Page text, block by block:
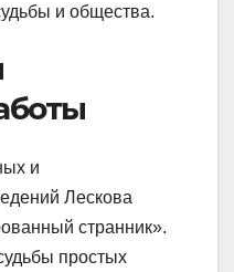
и общества.
и
Лескова
странник».
простых